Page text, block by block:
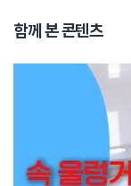
또한 기존에 목, 허리 디
통증이 오래가거나 악화
이런 경우 사고 1주 경
교통사고는 분명 안 생
사고 이전상태로 회복하
회복 시켜 추후 후유증
함께 본 콘텐츠